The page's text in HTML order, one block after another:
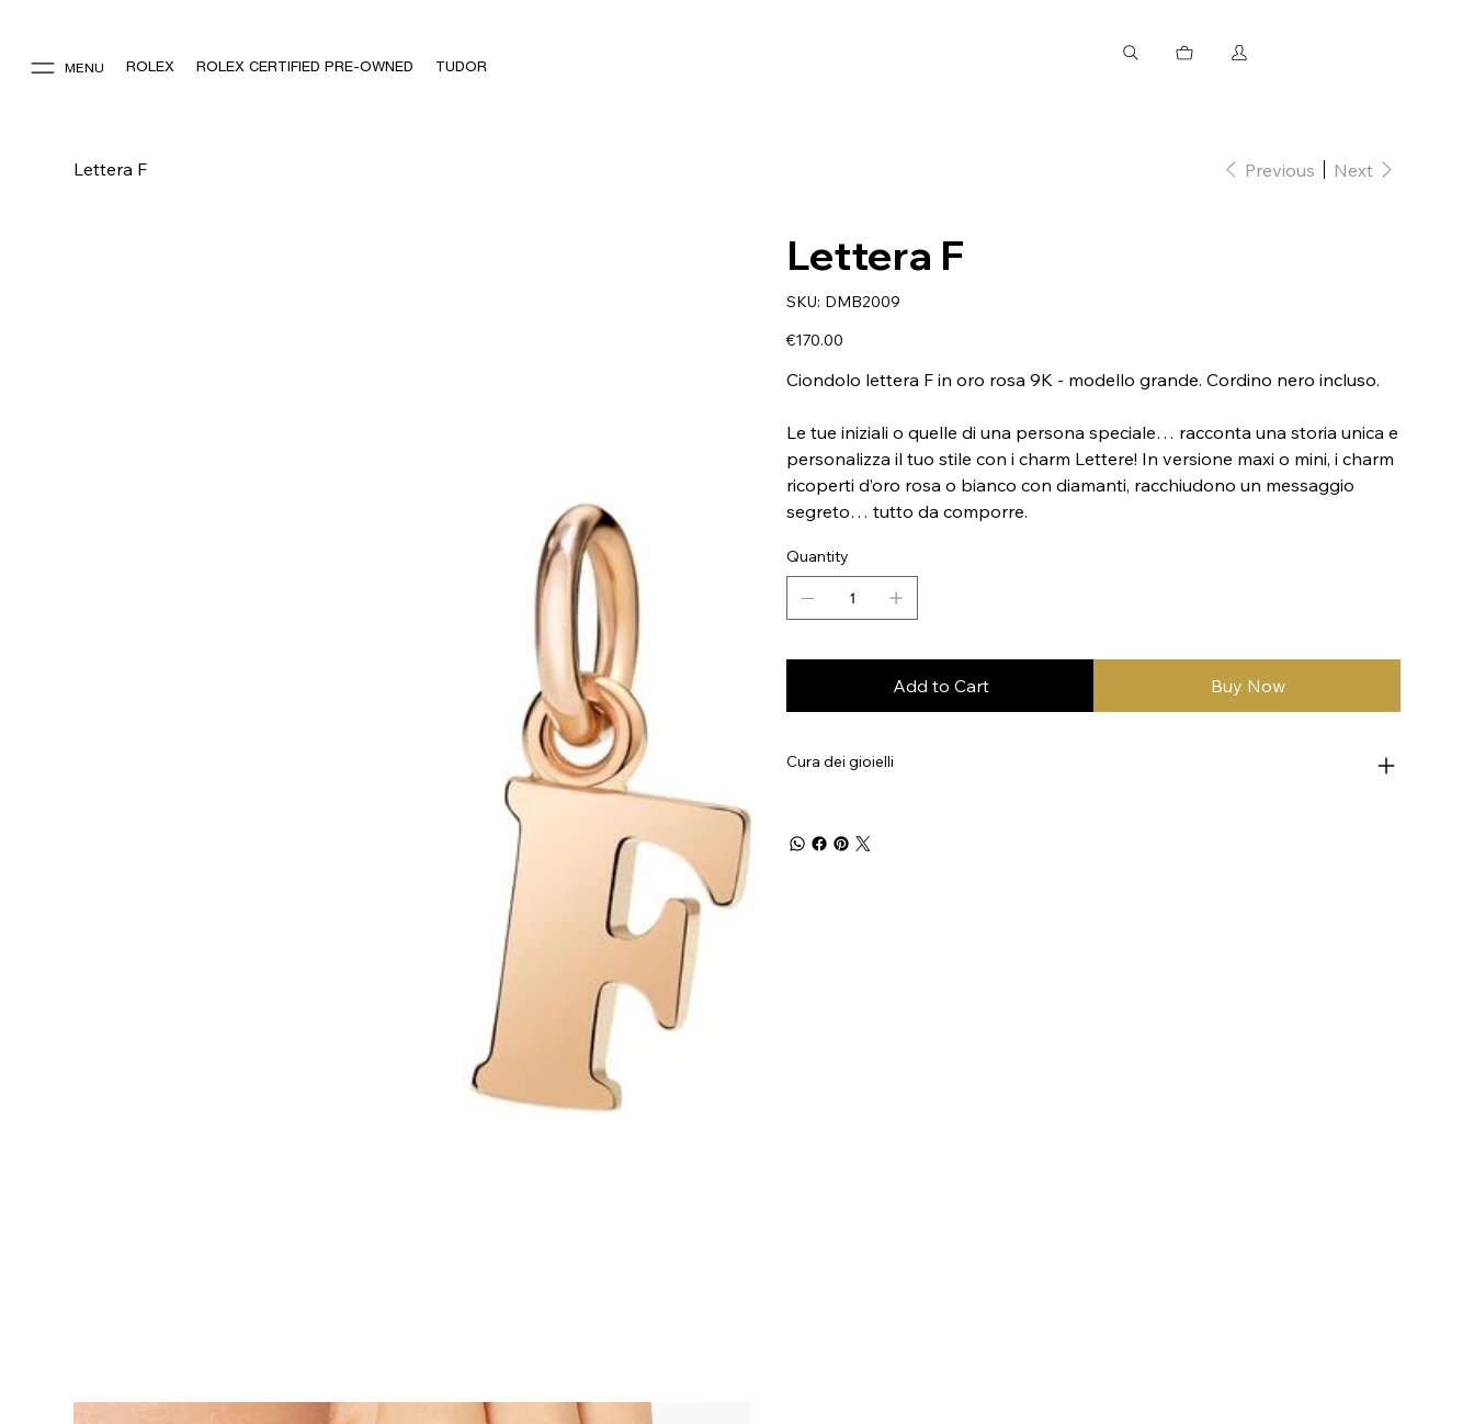
MENU ROLEX ROLEX CERTIFIED PRE-OWNED TUDOR
Lettera F Previous Next
Lettera F
SKU: SKU
DMB2009
DMB2009
Price
€170.00
Ciondolo lettera F in oro rosa 9K - modello grande. Cordino nero incluso.
Le tue iniziali o quelle di una persona speciale… racconta una storia unica e
personalizza il tuo stile con i charm Lettere! In versione maxi o mini, i charm
ricoperti d’oro rosa o bianco con diamanti, racchiudono un messaggio
segreto… tutto da comporre.
Quantity
Add to Cart Buy Now
Cura dei gioielli